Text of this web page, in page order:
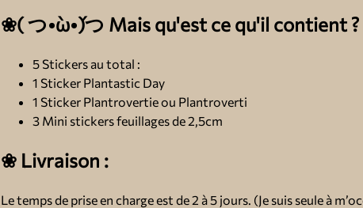
❀( つ•̀ω•́)つ Mais qu'est ce qu'il contient ?
5 Stickers au total :
1 Sticker Plantastic Day
1 Sticker Plantrovertie ou Plantroverti
3 Mini stickers feuillages de 2,5cm
❀ Livraison :
Le temps de prise en charge est de 2 à 5 jours. (Je suis seule à